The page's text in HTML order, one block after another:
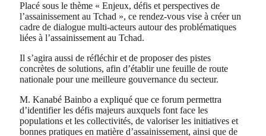
Placé sous le thème « Enjeux, défis et perspectives de
l’assainissement au Tchad », ce rendez-vous vise à créer un
cadre de dialogue multi-acteurs autour des problématiques
liées à l’assainissement au Tchad.
Il s’agira aussi de réfléchir et de proposer des pistes
concrètes de solutions, afin d’établir une feuille de route
nationale pour une meilleure gouvernance du secteur.
M. Kanabé Bainbo a expliqué que ce forum permettra
d’identifier les défis majeurs auxquels font face les
populations et les collectivités, de valoriser les initiatives et
bonnes pratiques en matière d’assainissement, ainsi que de